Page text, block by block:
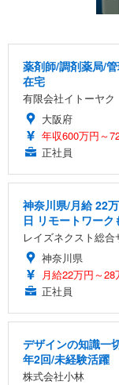
薬剤師/調剤薬局/
在宅
有限会社イトーヤク
大阪府
年収600万円～
正社員
神奈川県/月給 22
日 リモートワーク
レイズネクスト総
神奈川県
月給22万円～28
正社員
デザインの知識一
年2回/未経験活躍
株式会社小林